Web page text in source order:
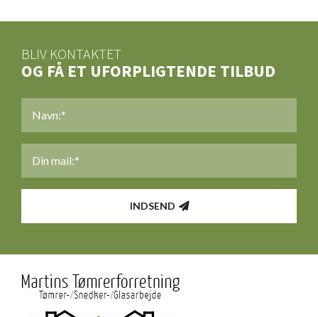
BLIV KONTAKTET
OG FÅ ET UFORPLIGTENDE TILBUD
INDSEND